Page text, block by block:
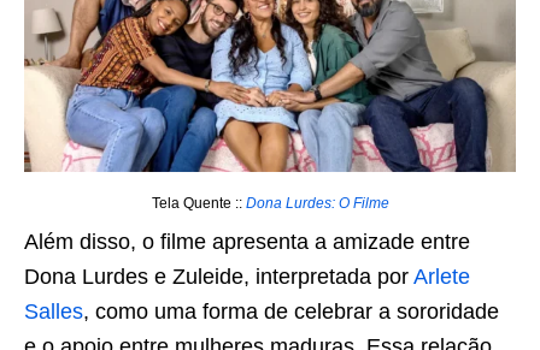
Tela Quente :: Dona Lurdes: O Filme
Além disso, o filme apresenta a amizade entre
Dona Lurdes e Zuleide, interpretada por Arlete
Salles, como uma forma de celebrar a sororidade